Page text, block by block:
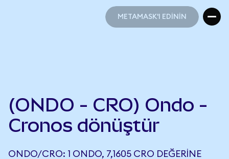
METAMASK'I EDİNİN
(ONDO - CRO) Ondo -
Cronos dönüştür
ONDO/CRO: 1 ONDO, 7,1605 CRO DEĞERINE